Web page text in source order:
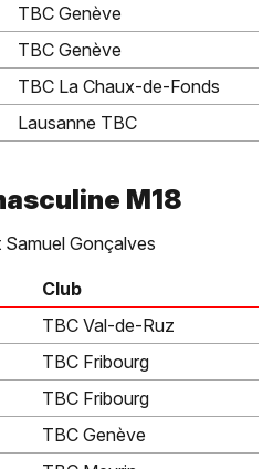
TBC Genève
TBC Genève
TBC La Chaux-de-Fonds
Lausanne TBC
M18
Gonçalves
Club
TBC Val-de-Ruz
TBC Fribourg
TBC Fribourg
TBC Genève